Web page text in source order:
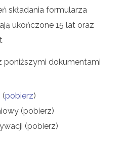
składania formularza
ukończone 15 lat oraz
poniższymi dokumentami
(pobierz)
(pobierz)
(pobierz)